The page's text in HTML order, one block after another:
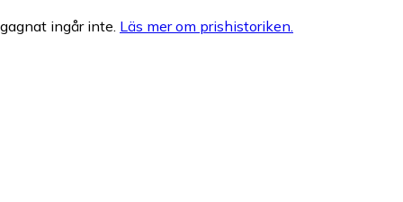
ingår inte. Läs mer om prishistoriken.